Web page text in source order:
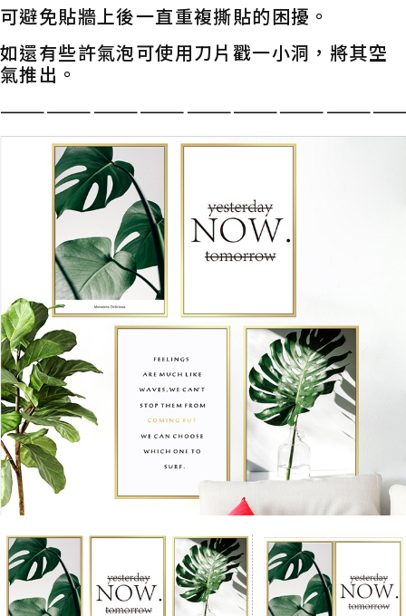
可避免貼牆上後一直重複撕貼的困擾。
如還有些許氣泡可使用刀片戳一小洞，將其空
氣推出。